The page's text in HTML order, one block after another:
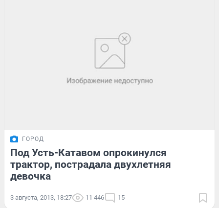
ГОРОД
Под Усть-Катавом опрокинулся
трактор, пострадала двухлетняя
девочка
3 августа, 2013, 18:27 11 446 15